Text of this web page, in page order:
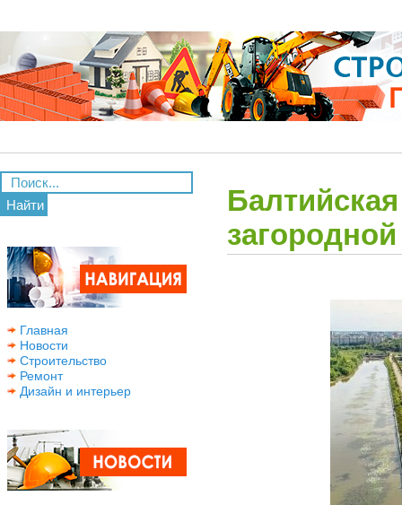
Найти
Главная
Новости
Строительство
Ремонт
Дизайн и интерьер